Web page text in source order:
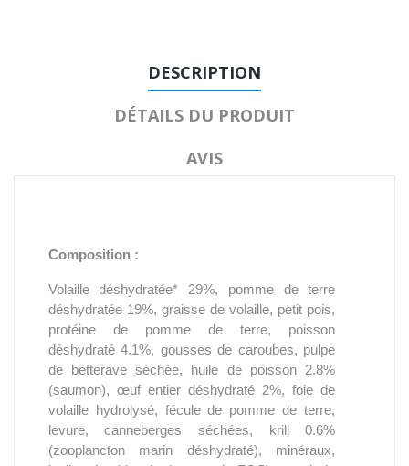
DESCRIPTION
DÉTAILS DU PRODUIT
AVIS
Composition :
Volaille déshydratée* 29%, pomme de terre
déshydratée 19%, graisse de volaille, petit pois,
protéine de pomme de terre, poisson
déshydraté 4.1%, gousses de caroubes, pulpe
de betterave séchée, huile de poisson 2.8%
(saumon), œuf entier déshydraté 2%, foie de
volaille hydrolysé, fécule de pomme de terre,
levure, canneberges séchées, krill 0.6%
(zooplancton marin déshydraté), minéraux,